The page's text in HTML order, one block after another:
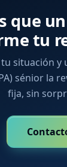
que
tu
tu situación y
sénior la
fija, sin